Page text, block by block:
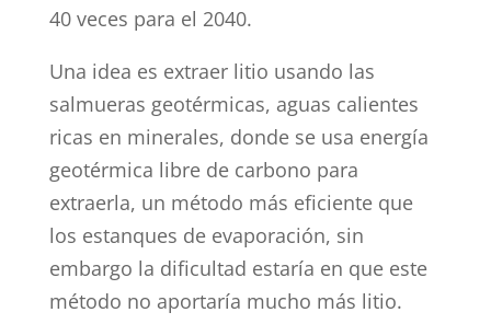
40 veces para el 2040.
Una idea es extraer litio usando las
salmueras geotérmicas, aguas calientes
ricas en minerales, donde se usa energía
geotérmica libre de carbono para
extraerla, un método más eficiente que
los estanques de evaporación, sin
embargo la dificultad estaría en que este
método no aportaría mucho más litio.